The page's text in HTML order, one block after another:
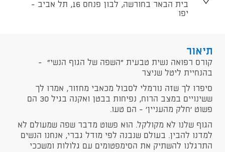
בית הבאר בחורשה, לבון פנחס 16, תל אביב -
יפו
תיאור
קורס רפואה נשית טבעית "השפה של הגוף הנשי" -
בהנחיית ליטל שניצר
סיפרו לך שזה נורמלי לסבול מכאבי מחזור, אמרו לך
ששינויים במצב הרוח, נפיחות בבטן ואקנה בגיל 30 הם
פשוט 'חלק מהעניין' - הם טעו.
הגוף שלנו לא מקולקל. הוא פשוט מדבר שפה שמעולם לא
למדנו להבין. בעולם שנבנה לפי מודל גברי, אנחנו הנשים
התרגלנו להשתיק את הסימפטומים עם גלולות ומשככי